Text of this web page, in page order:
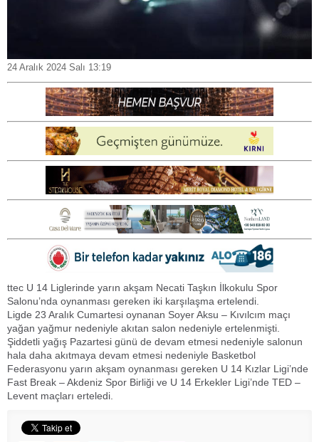
24 Aralık 2024 Salı 13:19
ttec U 14 Liglerinde yarın akşam Necati Taşkın İlkokulu Spor
Salonu’nda oynanması gereken iki karşılaşma ertelendi.
Ligde 23 Aralık Cumartesi oynanan Soyer Aksu – Kıvılcım maçı
yağan yağmur nedeniyle akıtan salon nedeniyle ertelenmişti.
Şiddetli yağış Pazartesi günü de devam etmesi nedeniyle salonun
hala daha akıtmaya devam etmesi nedeniyle Basketbol
Federasyonu yarın akşam oynanması gereken U 14 Kızlar Ligi’nde
Fast Break – Akdeniz Spor Birliği ve U 14 Erkekler Ligi’nde TED –
Levent maçları erteledi.